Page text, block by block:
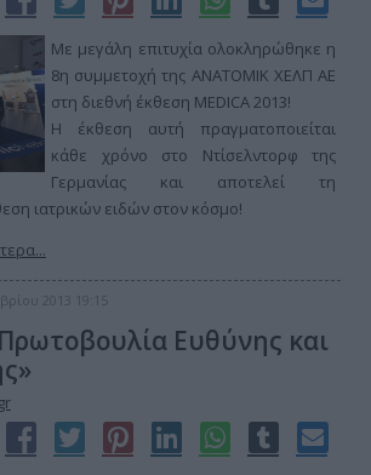
Mε μεγάλη επιτυχία ολοκληρώθηκε η
8η συμμετοχή της ΑΝΑΤΟΜΙΚ ΧΕΛΠ ΑΕ
στη διεθνή έκθεση MEDICA 2013!
H έκθεση αυτή πραγματοποιείται
κάθε χρόνο στο Ντίσελντορφ της
Γερμανίας και αποτελεί τη
ιατρικών ειδών στον κόσμο!
2013 19:15
Ευθύνης και